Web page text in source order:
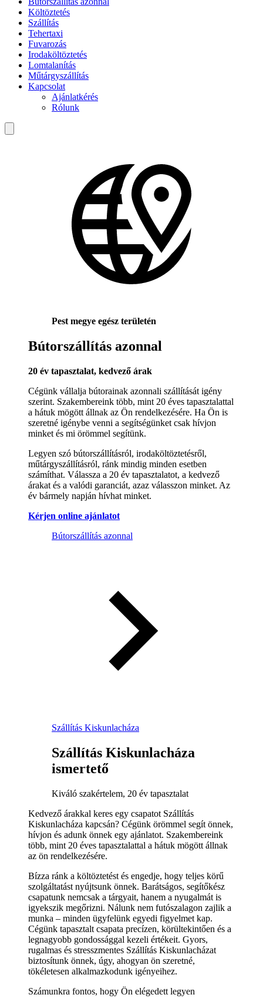
Költöztetés
Szállítás
Tehertaxi
Fuvarozás
Irodaköltöztetés
Lomtalanítás
Műtárgyszállítás
Kapcsolat
Ajánlatkérés
Rólunk
Pest megye egész területén
Bútorszállítás azonnal
20 év tapasztalat, kedvező árak
Cégünk vállalja bútorainak azonnali szállítását igény
szerint. Szakembereink több, mint 20 éves tapasztalattal
a hátuk mögött állnak az Ön rendelkezésére. Ha Ön is
szeretné igénybe venni a segítségünket csak hívjon
minket és mi örömmel segítünk.
Legyen szó bútorszállításról, irodaköltöztetésről,
műtárgyszállításról, ránk mindig minden esetben
számíthat. Válassza a 20 év tapasztalatot, a kedvező
árakat és a valódi garanciát, azaz válasszon minket. Az
év bármely napján hívhat minket.
Kérjen online ajánlatot
Bútorszállítás azonnal
Szállítás Kiskunlacháza
Szállítás Kiskunlacháza
ismertető
Kiváló szakértelem, 20 év tapasztalat
Kedvező árakkal keres egy csapatot Szállítás
Kiskunlacháza kapcsán? Cégünk örömmel segít önnek,
hívjon és adunk önnek egy ajánlatot. Szakembereink
több, mint 20 éves tapasztalattal a hátuk mögött állnak
az ön rendelkezésére.
Bízza ránk a költöztetést és engedje, hogy teljes körű
szolgáltatást nyújtsunk önnek. Barátságos, segítőkész
csapatunk nemcsak a tárgyait, hanem a nyugalmát is
igyekszik megőrizni. Nálunk nem futószalagon zajlik a
munka – minden ügyfelünk egyedi figyelmet kap.
Cégünk tapasztalt csapata precízen, körültekintően és a
legnagyobb gondossággal kezeli értékeit. Gyors,
rugalmas és stresszmentes Szállítás Kiskunlacházat
biztosítunk önnek, úgy, ahogyan ön szeretné,
tökéletesen alkalmazkodunk igényeihez.
Számunkra fontos, hogy Ön elégedett legyen